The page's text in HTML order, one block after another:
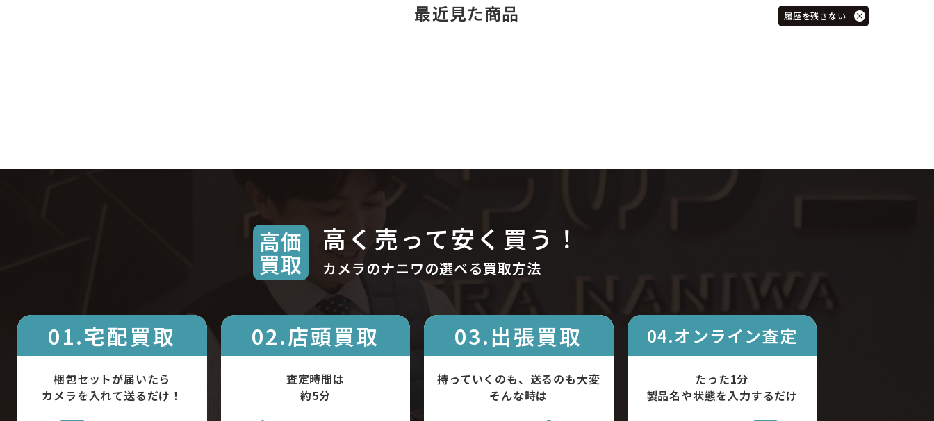
最近見た商品 履歴を残さない
高価
買取
高く売って安く買う！
カメラのナニワの選べる買取方法
01.宅配買取
梱包セットが届いたら
カメラを入れて送るだけ！
02.店頭買取
査定時間は
約5分
03.出張買取
持っていくのも、送るのも大変
そんな時は
04.オンライン査定
たった1分
製品名や状態を入力するだけ